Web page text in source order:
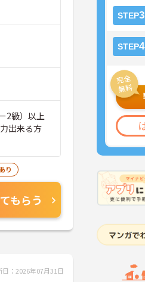
STEP3
STEP4
2級）以上
出来る方
り
もらう
日：2026年07月31日